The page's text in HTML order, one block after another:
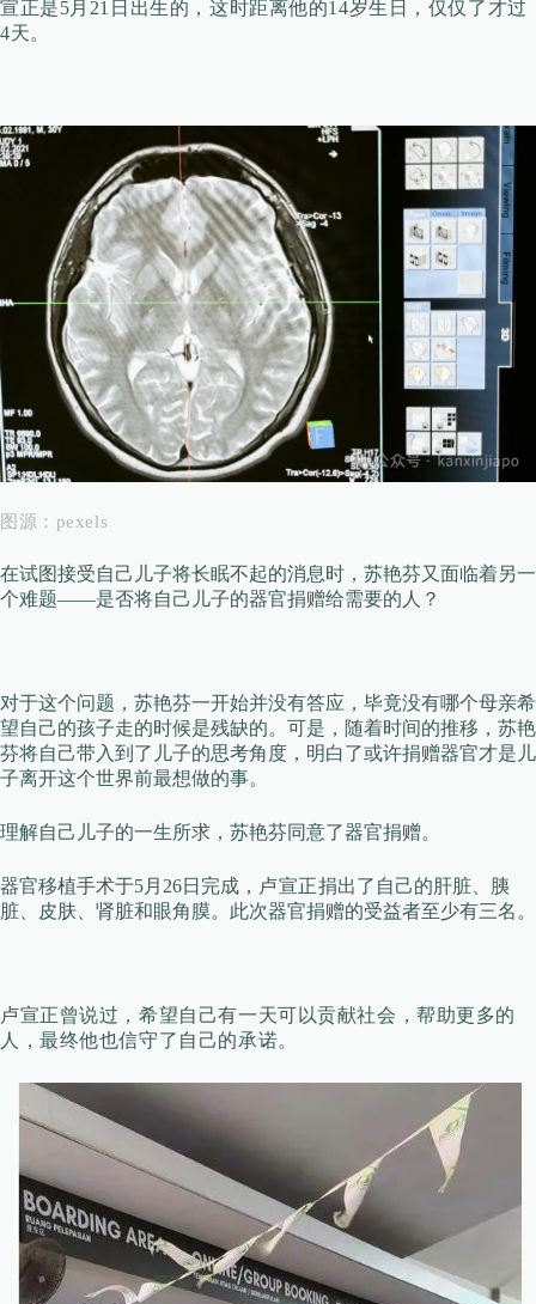
宣正是5月21日出生的，这时距离他的14岁生日，仅仅了才过
4天。
图源：pexels
在试图接受自己儿子将长眠不起的消息时，苏艳芬又面临着另一
个难题——是否将自己儿子的器官捐赠给需要的人？
对于这个问题，苏艳芬一开始并没有答应，毕竟没有哪个母亲希
望自己的孩子走的时候是残缺的。可是，随着时间的推移，苏艳
芬将自己带入到了儿子的思考角度，明白了或许捐赠器官才是儿
子离开这个世界前最想做的事。
理解自己儿子的一生所求，苏艳芬同意了器官捐赠。
器官移植手术于5月26日完成， 卢宣正捐出了自己的肝脏、胰
脏、皮肤、肾脏和眼角膜。此次器官捐赠的受益者至少有三名。
卢宣正曾说过，希望自己有一天可以贡献社会，帮助更多的
人，最终他也信守了自己的承诺。